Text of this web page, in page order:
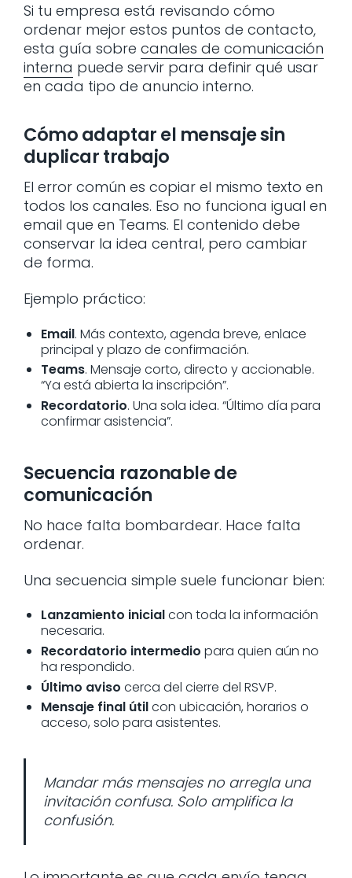
Si tu empresa está revisando cómo
ordenar mejor estos puntos de contacto,
esta guía sobre canales de comunicación
interna puede servir para definir qué usar
en cada tipo de anuncio interno.
Cómo adaptar el mensaje sin
duplicar trabajo
El error común es copiar el mismo texto en
todos los canales. Eso no funciona igual en
email que en Teams. El contenido debe
conservar la idea central, pero cambiar
de forma.
Ejemplo práctico:
Email. Más contexto, agenda breve, enlace
principal y plazo de confirmación.
Teams. Mensaje corto, directo y accionable.
“Ya está abierta la inscripción”.
Recordatorio. Una sola idea. “Último día para
confirmar asistencia”.
Secuencia razonable de
comunicación
No hace falta bombardear. Hace falta
ordenar.
Una secuencia simple suele funcionar bien:
Lanzamiento inicialcon toda la información
necesaria.
Recordatorio intermedio para quien aún no
ha respondido.
Último aviso cerca del cierre del RSVP.
Mensaje final útilcon ubicación, horarios o
acceso, solo para asistentes.
Mandar más mensajes no arregla una
invitación confusa. Solo amplifica la
confusión.